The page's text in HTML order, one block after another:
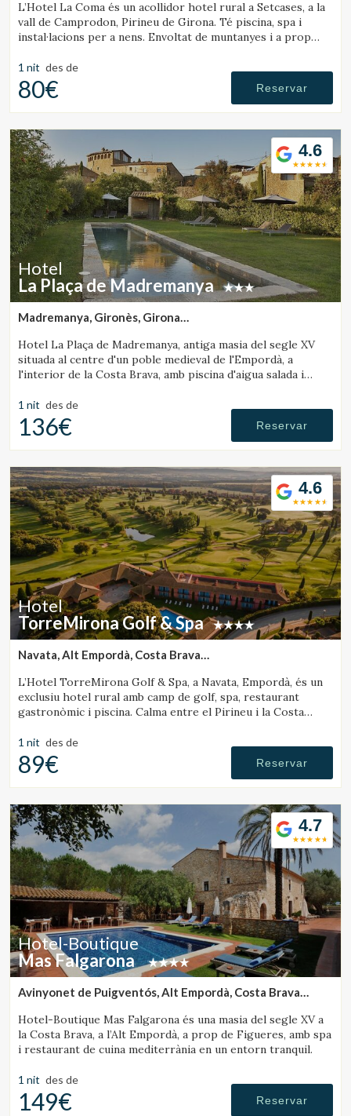
Verificar localitzador
L’Hotel La Coma és un acollidor hotel rural a Setcases, a la
vall de Camprodon, Pirineu de Girona. Té piscina, spa i
instal·lacions per a nens. Envoltat de muntanyes i a prop
1 nit des de
80€ Reservar
4.6
Hotel
La Plaça de Madremanya
Madremanya, Gironès, Girona
Hotel La Plaça de Madremanya, antiga masia del segle XV
situada al centre d'un poble medieval de l'Empordà, a
l'interior de la Costa Brava, amb piscina d'aigua salada i
1 nit des de
136€ Reservar
4.6
Hotel
TorreMirona Golf & Spa
Navata, Alt Empordà, Costa Brava
L’Hotel TorreMirona Golf & Spa, a Navata, Empordà, és un
exclusiu hotel rural amb camp de golf, spa, restaurant
gastronòmic i piscina. Calma entre el Pirineu i la Costa
1 nit des de
89€ Reservar
4.7
Hotel-Boutique
Mas Falgarona
Avinyonet de Puigventós, Alt Empordà, Costa Brava
Hotel-Boutique Mas Falgarona és una masia del segle XV a
la Costa Brava, a l’Alt Empordà, a prop de Figueres, amb spa
i restaurant de cuina mediterrània en un entorn tranquil.
1 nit des de
149€ Reservar